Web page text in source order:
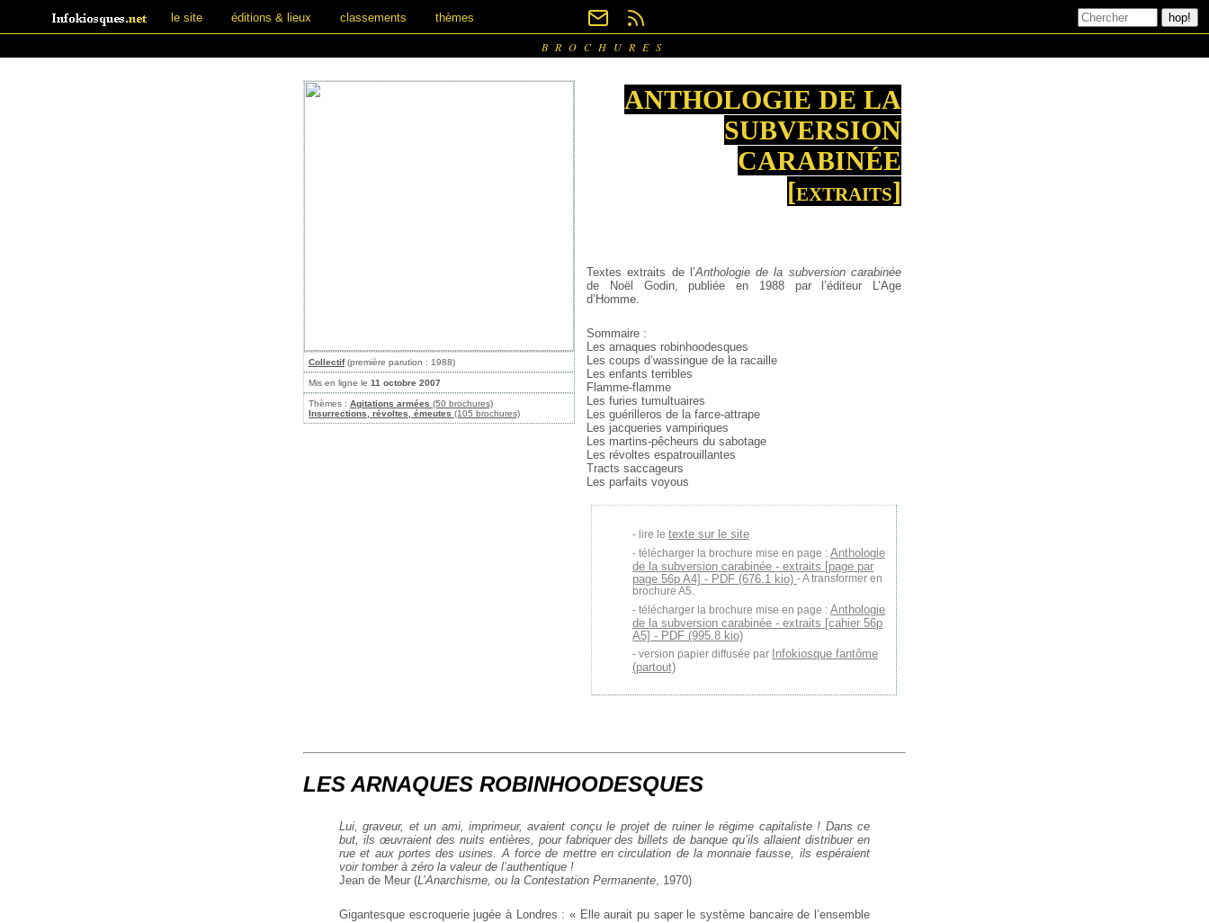
le site éditions & lieux classements thèmes
BROCHURES
Collectif (première parution : 1988)
Mis en ligne le 11 octobre 2007
Thèmes : Agitations armées (50 brochures)
Insurrections, révoltes, émeutes (105 brochures)
ANTHOLOGIE DE LA
SUBVERSION
CARABINÉE
[extraits]
Textes extraits de l’Anthologie de la subversion carabinée
de Noël Godin, publiée en 1988 par l’éditeur L’Age
d’Homme.
Sommaire :
Les arnaques robinhoodesques
Les coups d’wassingue de la racaille
Les enfants terribles
Flamme-flamme
Les furies tumultuaires
Les guérilleros de la farce-attrape
Les jacqueries vampiriques
Les martins-pêcheurs du sabotage
Les révoltes espatrouillantes
Tracts saccageurs
Les parfaits voyous
lire le texte sur le site
télécharger la brochure mise en page : Anthologie
de la subversion carabinée - extraits [page par
page 56p A4] - PDF (676.1 kio) - A transformer en
brochure A5.
télécharger la brochure mise en page : Anthologie
de la subversion carabinée - extraits [cahier 56p
A5] - PDF (995.8 kio)
version papier diffusée par Infokiosque fantôme
(partout)
LES ARNAQUES ROBINHOODESQUES
Lui, graveur, et un ami, imprimeur, avaient conçu le projet de ruiner le régime capitaliste ! Dans ce
but, ils œuvraient des nuits entières, pour fabriquer des billets de banque qu’ils allaient distribuer en
rue et aux portes des usines. A force de mettre en circulation de la monnaie fausse, ils espéraient
voir tomber à zéro la valeur de l’authentique !
Jean de Meur (L’Anarchisme, ou la Contestation Permanente , 1970)
Gigantesque escroquerie jugée à Londres : « Elle aurait pu saper le système bancaire de l’ensemble